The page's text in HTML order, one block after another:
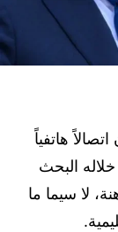
هاتفياً
البحث
لا سيما ما